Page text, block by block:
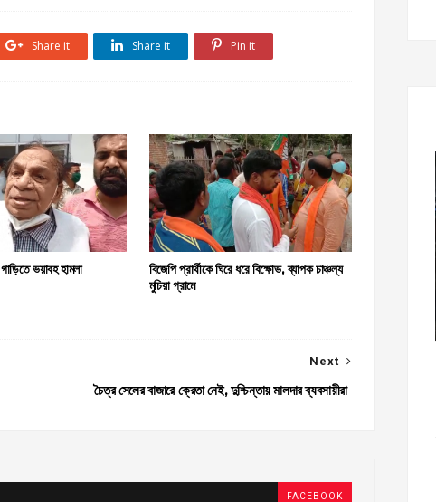
Share it Share it Pin it
ভয়াবহ হামলা
বিজেপি প্রার্থীকে ঘিরে ধরে বিক্ষোভ, ব্যাপক চাঞ্চল্য
মুচিয়া গ্রামে
Next
চৈত্র সেলের বাজারে ক্রেতা নেই, দুশ্চিন্তায় মালদার ব্যবসায়ীরা
FACEBOOK